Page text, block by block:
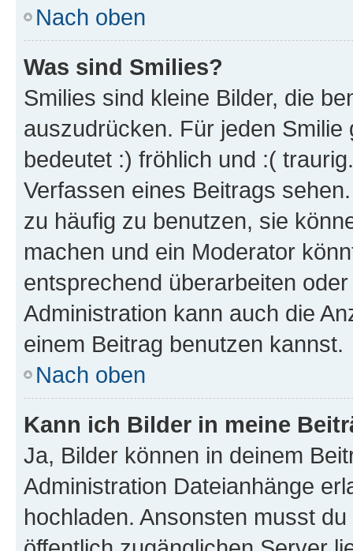
Nach oben
Was sind Smilies?
Smilies sind kleine Bilder, die
auszudrücken. Für jeden
bedeutet :) fröhlich und :(
Verfassen eines Beitrags
zu häufig zu benutzen, sie
machen und ein Moderator
entsprechend überarbeiten
Administration kann auch die
einem Beitrag benutzen kannst.
Nach oben
Kann ich Bilder in meine
Ja, Bilder können in deinem
Administration Dateianhänge
hochladen. Ansonsten musst